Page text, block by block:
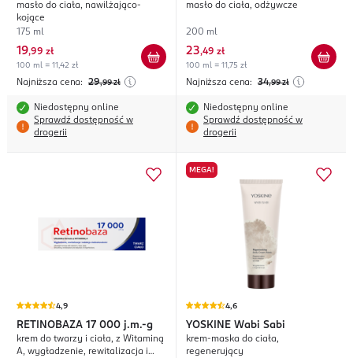
melt.me
masło do ciała, nawilżająco-
kojące
175 ml
19,99 zł
100 ml = 11,42 zł
Najniższa cena: 29,99 zł
Niedostępny online
Sprawdź dostępność w
drogerii
masło do ciała, odżywcze
200 ml
23,49 zł
100 ml = 11,75 zł
Najniższa cena: 34,99 zł
Niedostępny online
Sprawdź dostępność w
drogerii
4,9
RETINOBAZA 17 000 j.m.-g
krem do twarzy i ciała, z Witaminą
A, wygładzenie, rewitalizacja i
MEGA!
4,6
YOSKINE Wabi Sabi
krem-maska do ciała,
regenerujący